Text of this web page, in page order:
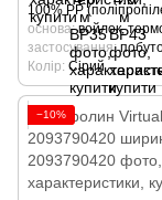
100% РР
основа войлок,
застосування
Колір Сірий
−10%